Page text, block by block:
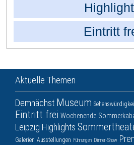
Eintritt
Aktuelle Themen
Demnächst Museum
Eintritt frei Wochenende
Leipzig Highlights
Galerien Ausstellungen Führungen Dinner-Show